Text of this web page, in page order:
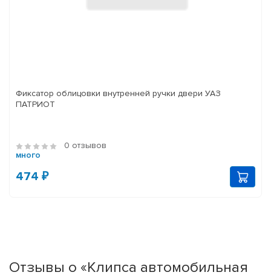
Фиксатор облицовки внутренней ручки двери УАЗ
ПАТРИОТ
0 отзывов
много
474 ₽
Отзывы о «Клипса автомобильная